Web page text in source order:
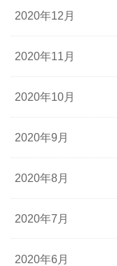
2020年12月
2020年11月
2020年10月
2020年9月
2020年8月
2020年7月
2020年6月